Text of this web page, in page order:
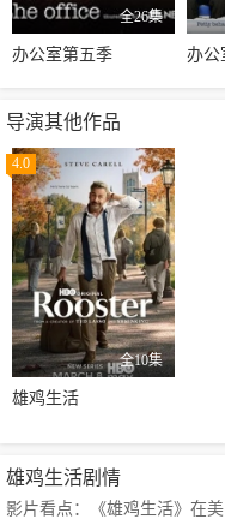
全26集
办公室第五季 办公
导演其他作品
4.0
全10集
雄鸡生活
雄鸡生活剧情
影片看点：《雄鸡生活》在